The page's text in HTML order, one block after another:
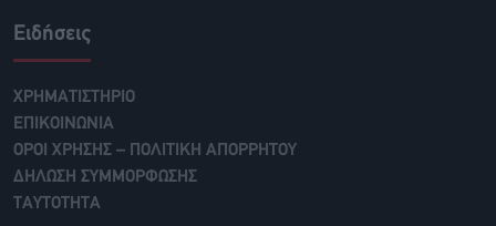
Ειδήσεις
ΧΡΗΜΑΤΙΣΤΗΡΙΟ
ΕΠΙΚΟΙΝΩΝΙΑ
ΟΡΟΙ ΧΡΗΣΗΣ – ΠΟΛΙΤΙΚΗ ΑΠΟΡΡΗΤΟΥ
ΔΗΛΩΣΗ ΣΥΜΜΟΡΦΩΣΗΣ
ΤΑΥΤΟΤΗΤΑ